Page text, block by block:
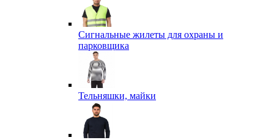
Сигнальные жилеты для охраны и
парковщика
Тельняшки, майки